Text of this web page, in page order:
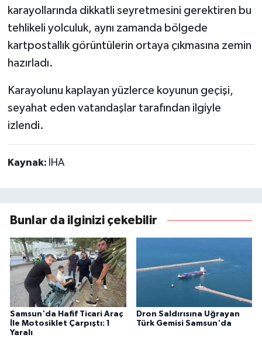
karayollarında dikkatli seyretmesini gerektiren bu
tehlikeli yolculuk, aynı zamanda bölgede
kartpostallık görüntülerin ortaya çıkmasına zemin
hazırladı.
Karayolunu kaplayan yüzlerce koyunun geçişi,
seyahat eden vatandaşlar tarafından ilgiyle
izlendi.
Kaynak: İHA
Bunlar da ilginizi çekebilir
Samsun'da Hafif Ticari Araç
İle Motosiklet Çarpıştı: 1
Yaralı
Dron Saldırısına Uğrayan
Türk Gemisi Samsun'da